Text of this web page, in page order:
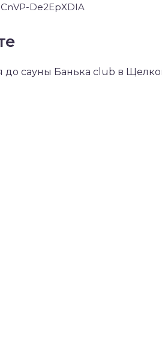
De2EpXDIA
до сауны Банька club в